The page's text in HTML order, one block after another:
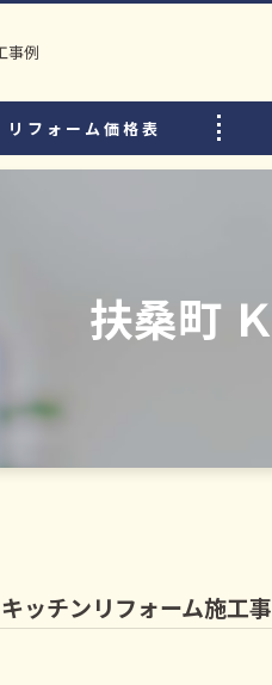
事例
リフォーム価格表
扶桑町
ッチンリフォーム施工